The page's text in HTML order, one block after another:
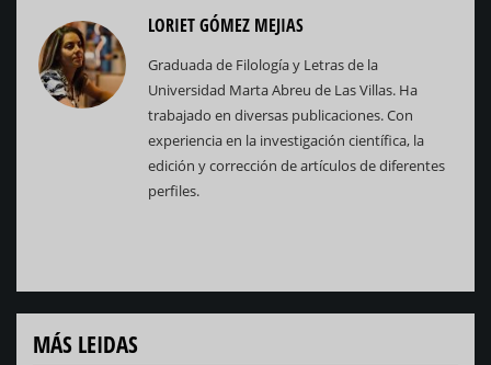
LORIET GÓMEZ MEJIAS
Graduada de Filología y Letras de la
Universidad Marta Abreu de Las Villas. Ha
trabajado en diversas publicaciones. Con
experiencia en la investigación científica, la
edición y corrección de artículos de diferentes
perfiles.
MÁS LEIDAS